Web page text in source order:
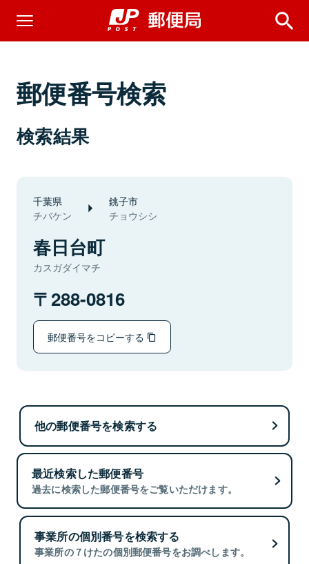
郵便番号検索
検索結果
千葉県
チバケン
銚子市
チョウシシ
春日台町
カスガダイマチ
288-0816
郵便番号をコピーする
他の郵便番号を検索する
最近検索した郵便番号
過去に検索した郵便番号をご覧いただけます。
事業所の個別番号を検索する
事業所の７けたの個別郵便番号をお調べします。